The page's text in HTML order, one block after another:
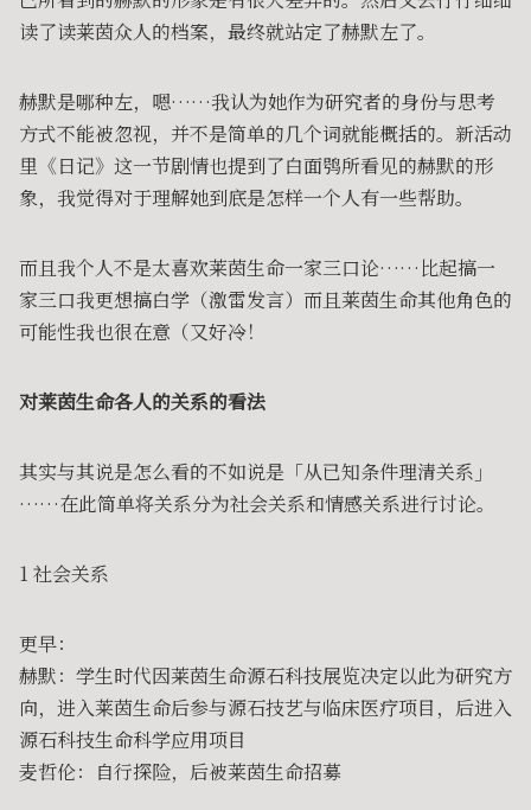
读了读莱茵众人的档案，最终就站定了赫默左了。
赫默是哪种左，嗯……我认为她作为研究者的身份与思考
方式不能被忽视，并不是简单的几个词就能概括的。新活动
里《日记》这一节剧情也提到了白面鸮所看见的赫默的形
象，我觉得对于理解她到底是怎样一个人有一些帮助。
而且我个人不是太喜欢莱茵生命一家三口论……比起搞一
家三口我更想搞白学（激雷发言）而且莱茵生命其他角色的
可能性我也很在意（又好冷！
对莱茵生命各人的关系的看法
其实与其说是怎么看的不如说是「从已知条件理清关系」
……在此简单将关系分为社会关系和情感关系进行讨论。
1 社会关系
更早：
赫默：学生时代因莱茵生命源石科技展览决定以此为研究方
向，进入莱茵生命后参与源石技艺与临床医疗项目，后进入
源石科技生命科学应用项目
麦哲伦：自行探险，后被莱茵生命招募